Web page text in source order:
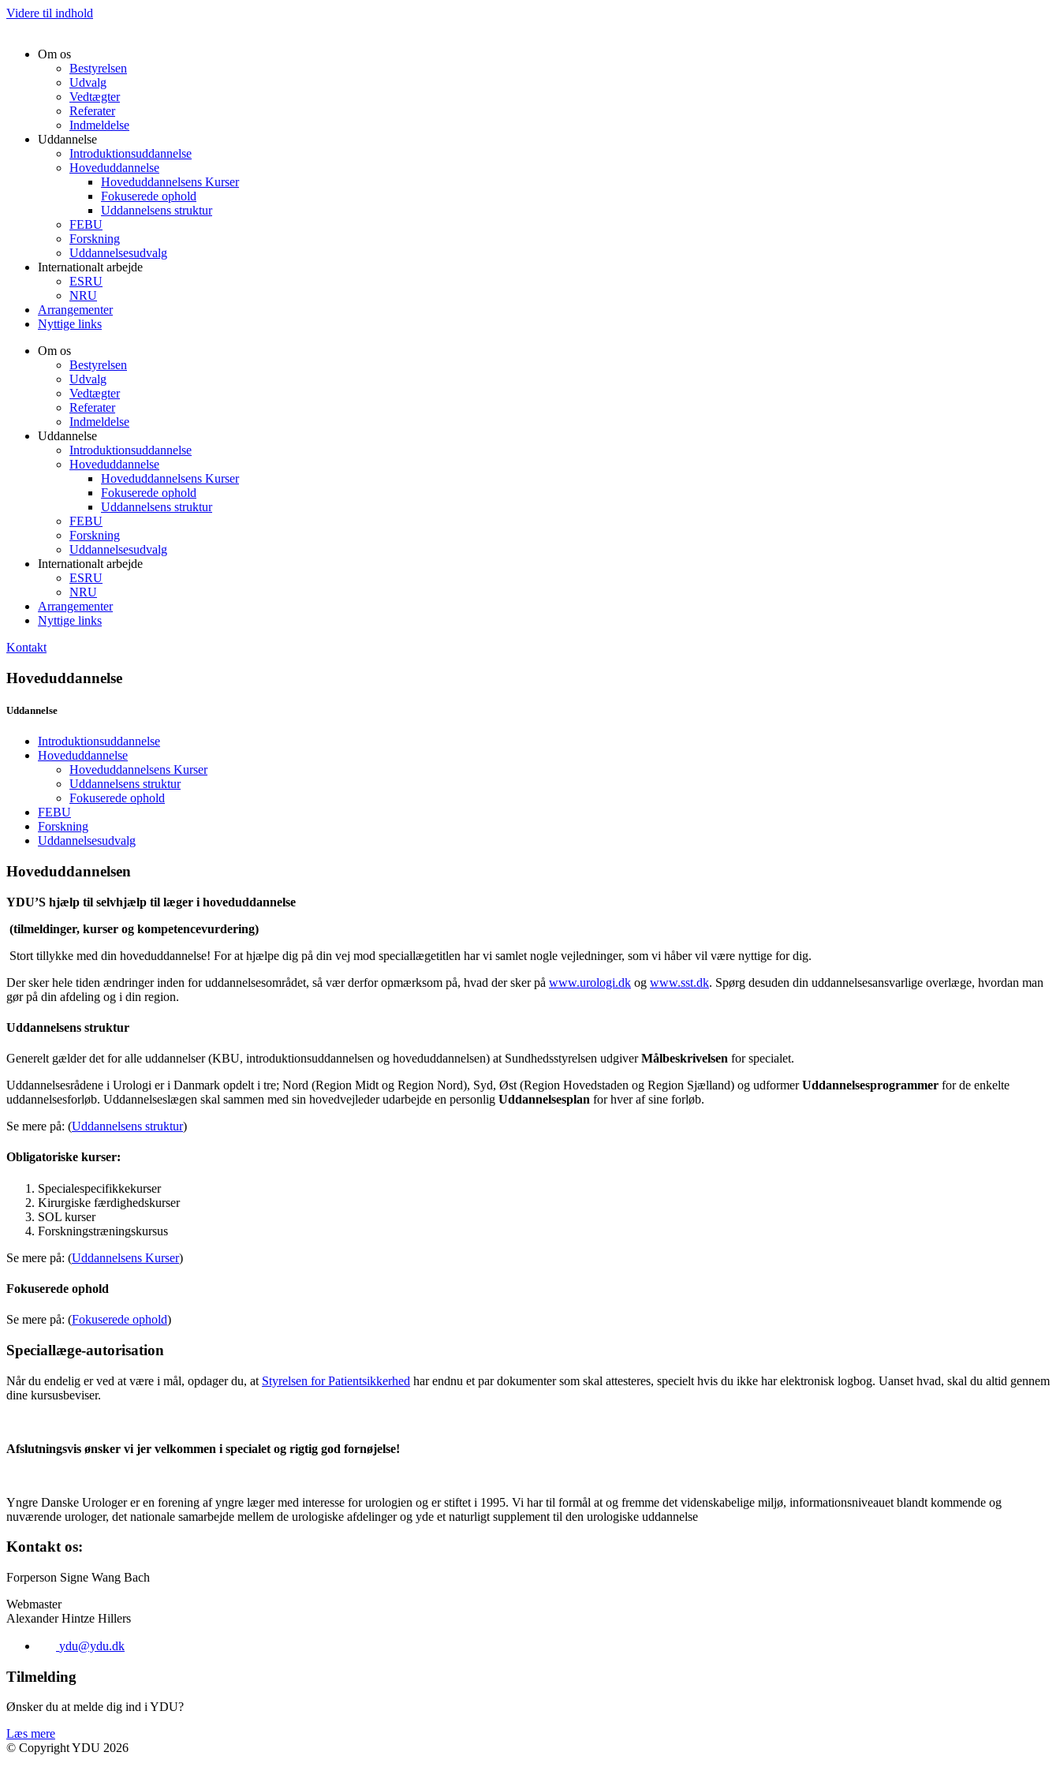
Videre til indhold
Om os
Bestyrelsen
Udvalg
Vedtægter
Referater
Indmeldelse
Uddannelse
Introduktionsuddannelse
Hoveduddannelse
Hoveduddannelsens Kurser
Fokuserede ophold
Uddannelsens struktur
FEBU
Forskning
Uddannelsesudvalg
Internationalt arbejde
ESRU
NRU
Arrangementer
Nyttige links
Om os
Bestyrelsen
Udvalg
Vedtægter
Referater
Indmeldelse
Uddannelse
Introduktionsuddannelse
Hoveduddannelse
Hoveduddannelsens Kurser
Fokuserede ophold
Uddannelsens struktur
FEBU
Forskning
Uddannelsesudvalg
Internationalt arbejde
ESRU
NRU
Arrangementer
Nyttige links
Kontakt
Hoveduddannelse
Uddannelse
Introduktionsuddannelse
Hoveduddannelse
Hoveduddannelsens Kurser
Uddannelsens struktur
Fokuserede ophold
FEBU
Forskning
Uddannelsesudvalg
Hoveduddannelsen
YDU’S hjælp til selvhjælp til læger i hoveduddannelse
(tilmeldinger, kurser og kompetencevurdering)
Stort tillykke med din hoveduddannelse! For at hjælpe dig på din vej mod speciallægetitlen har vi samlet nogle vejledninger, som vi håber vil være nyttige for dig.
Der sker hele tiden ændringer inden for uddannelsesområdet, så vær derfor opmærksom på, hvad der sker på www.urologi.dk og www.sst.dk. Spørg desuden din uddannelsesansvarlige overlæge, hvordan man
gør på din afdeling og i din region.
Uddannelsens struktur
Generelt gælder det for alle uddannelser (KBU, introduktionsuddannelsen og hoveduddannelsen) at Sundhedsstyrelsen udgiverMålbeskrivelsen for specialet.
Uddannelsesrådene i Urologi er i Danmark opdelt i tre; Nord (Region Midt og Region Nord), Syd, Øst (Region Hovedstaden og Region Sjælland) og udformerUddannelsesprogrammer for de enkelte
uddannelsesforløb. Uddannelseslægen skal sammen med sin hovedvejleder udarbejde en personlig Uddannelsesplan for hver af sine forløb.
Se mere på: (Uddannelsens struktur)
Obligatoriske kurser:
Specialespecifikkekurser
Kirurgiske færdighedskurser
SOL kurser
Forskningstræningskursus
Se mere på: (Uddannelsens Kurser)
Fokuserede ophold
Se mere på: (Fokuserede ophold)
Speciallæge-autorisation
Når du endelig er ved at være i mål, opdager du, at Styrelsen for Patientsikkerhed har endnu et par dokumenter som skal attesteres, specielt hvis du ikke har elektronisk logbog. Uanset hvad, skal du altid gennem
dine kursusbeviser.
Afslutningsvis ønsker vi jer velkommen i specialet og rigtig god fornøjelse!
Yngre Danske Urologer er en forening af yngre læger med interesse for urologien og er stiftet i 1995. Vi har til formål at og fremme det videnskabelige miljø, informationsniveauet blandt kommende og
nuværende urologer, det nationale samarbejde mellem de urologiske afdelinger og yde et naturligt supplement til den urologiske uddannelse
Kontakt os:
Forperson Signe Wang Bach
Webmaster
Alexander Hintze Hillers
ydu@ydu.dk
Tilmelding
Ønsker du at melde dig ind i YDU?
Læs mere
© Copyright YDU 2026